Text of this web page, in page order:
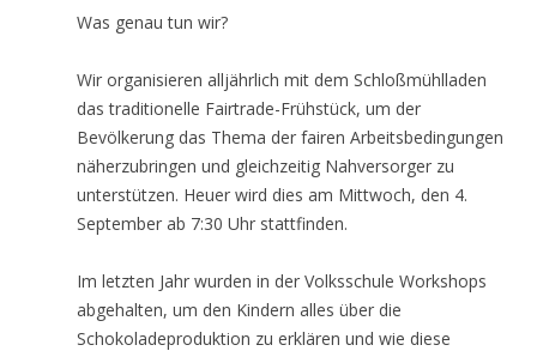
Was genau tun wir?
Wir organisieren alljährlich mit dem Schloßmühlladen
das traditionelle Fairtrade-Frühstück, um der
Bevölkerung das Thema der fairen Arbeitsbedingungen
näherzubringen und gleichzeitig Nahversorger zu
unterstützen. Heuer wird dies am Mittwoch, den 4.
September ab 7:30 Uhr stattfinden.
Im letzten Jahr wurden in der Volksschule Workshops
abgehalten, um den Kindern alles über die
Schokoladeproduktion zu erklären und wie diese